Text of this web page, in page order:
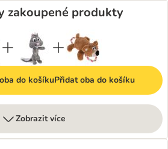
zakoupené produkty
do košíkuPřidat oba do košíku
Zobrazit více